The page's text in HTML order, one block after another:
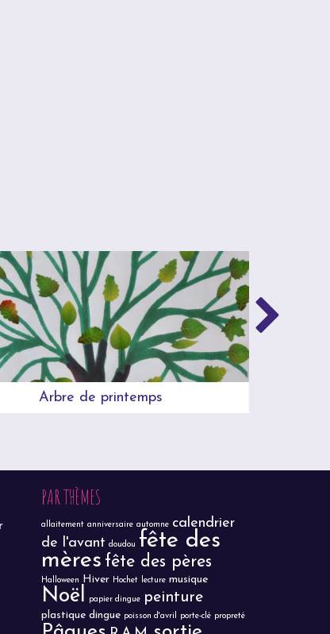
Arbre de printemps
PAR THÈMES
allaitement anniversaire automne calendrier
de l'avant doudou fête des
mères fête des pères
Halloween Hiver Hochet lecture musique
Noël papier dingue peinture
plastique dingue poisson d'avril porte-clé propreté